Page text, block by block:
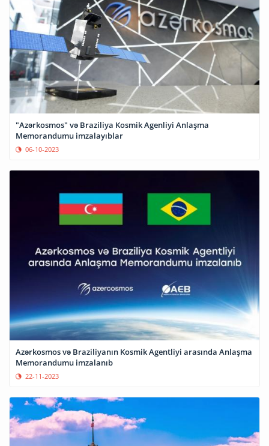
"Azərkosmos" və Braziliya Kosmik Agenliyi Anlaşma
Memorandumu imzalayıblar
06-10-2023
Azərkosmos və Braziliyanın Kosmik Agentliyi arasında Anlaşma
Memorandumu imzalanıb
22-11-2023